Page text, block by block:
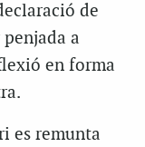
de
penjada a
en forma
es remunta